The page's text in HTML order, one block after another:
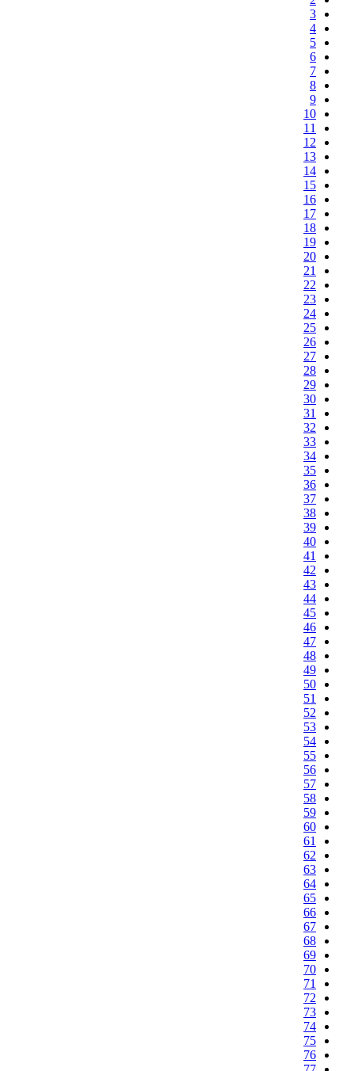
3
4
5
6
7
8
9
10
11
12
13
14
15
16
17
18
19
20
21
22
23
24
25
26
27
28
29
30
31
32
33
34
35
36
37
38
39
40
41
42
43
44
45
46
47
48
49
50
51
52
53
54
55
56
57
58
59
60
61
62
63
64
65
66
67
68
69
70
71
72
73
74
75
76